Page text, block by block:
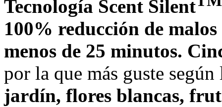
Tecnología Scent Silent
100% reducción de
menos de 25 minutos.
por la que más guste
jardín, flores blancas,